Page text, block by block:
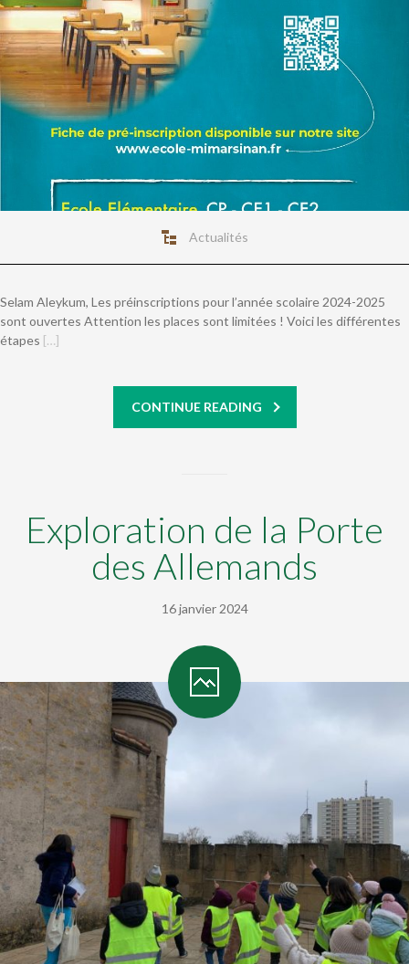
Actualités
Selam Aleykum, Les préinscriptions pour l’année scolaire 2024-2025
sont ouvertes Attention les places sont limitées ! Voici les différentes
étapes […]
CONTINUE READING
Exploration de la Porte
des Allemands
16 janvier 2024